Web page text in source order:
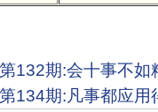
132期:会十事不如
134期:凡事都应用